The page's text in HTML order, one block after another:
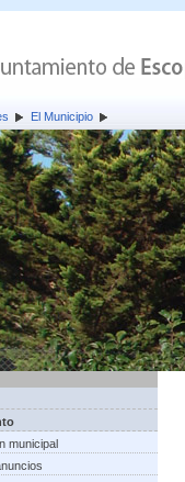
El Municipio
municipal